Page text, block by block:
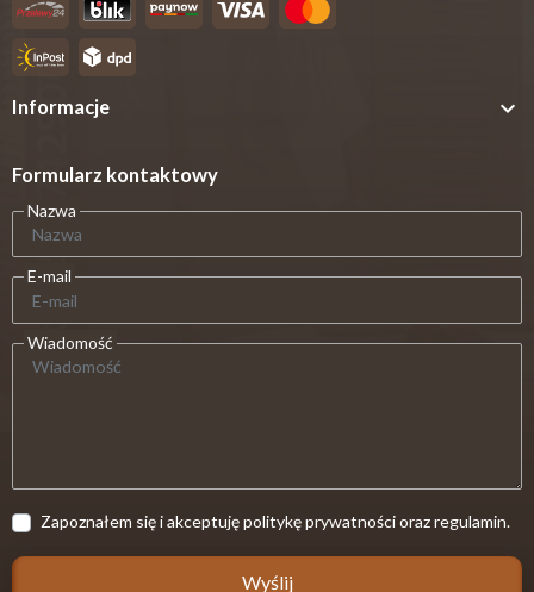
Informacje 
Formularz kontaktowy
Nazwa
E-mail
Wiadomość
Zapoznałem się i akceptuję politykę prywatności oraz regulamin.